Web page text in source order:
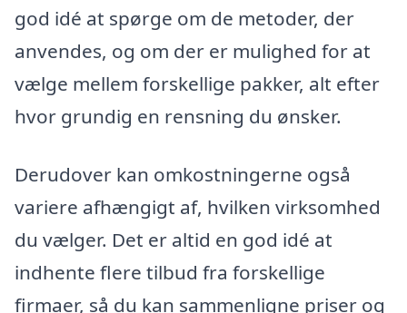
god idé at spørge om de metoder, der
anvendes, og om der er mulighed for at
vælge mellem forskellige pakker, alt efter
hvor grundig en rensning du ønsker.
Derudover kan omkostningerne også
variere afhængigt af, hvilken virksomhed
du vælger. Det er altid en god idé at
indhente flere tilbud fra forskellige
firmaer, så du kan sammenligne priser og